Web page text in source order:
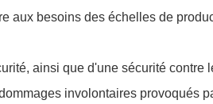
aux besoins des échelles de
ainsi que d'une sécurité contre
involontaires provoqués